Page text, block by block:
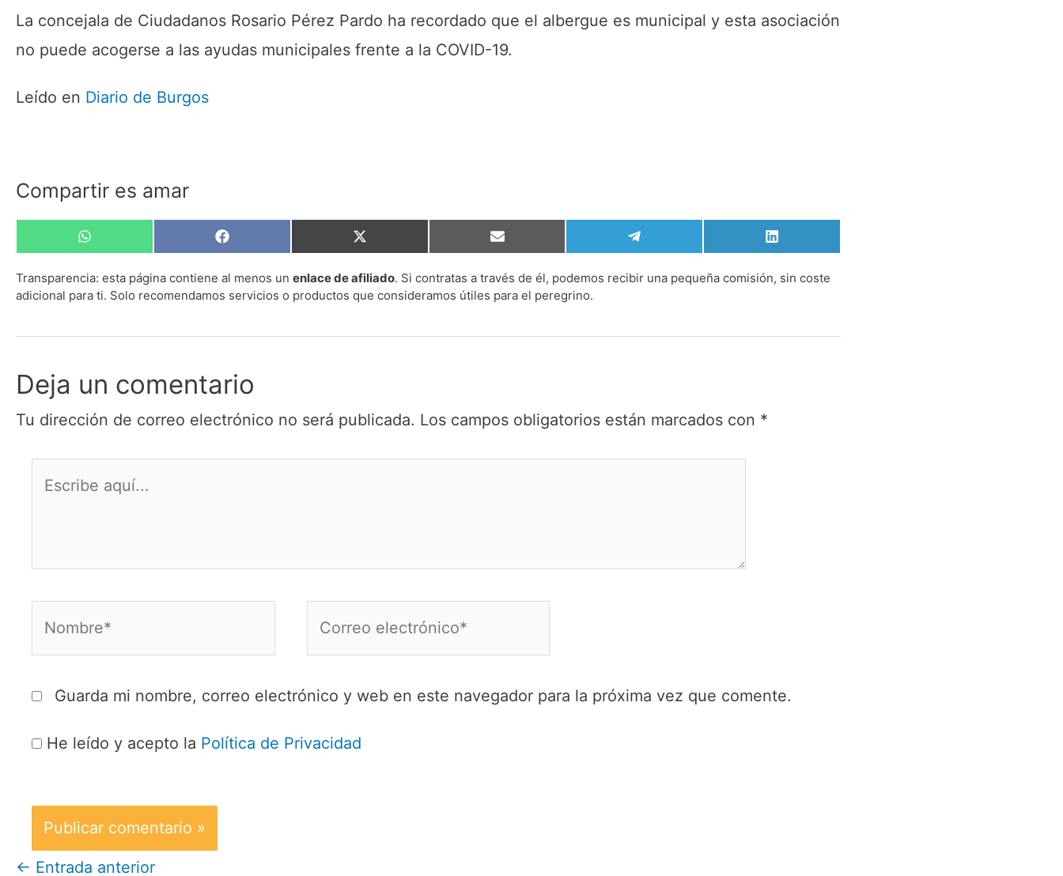
La concejala de Ciudadanos Rosario Pérez Pardo ha recordado que el albergue es municipal y esta asociación
no puede acogerse a las ayudas municipales frente a la COVID-19.
Leído en Diario de Burgos
Compartir es amar
Compartir
en
WhatsApp
Compartir
en
Facebook
Compartir
en
X
(Twitter)
Compartir
en
Email
Compartir
en
Telegram
Compartir
en
LinkedIn
Transparencia: esta página contiene al menos un enlace de afiliado. Si contratas a través de él, podemos recibir una pequeña comisión, sin coste
adicional para ti. Solo recomendamos servicios o productos que consideramos útiles para el peregrino.
Deja un comentario
Tu dirección de correo electrónico no será publicada. Los campos obligatorios están marcados con *
Guarda mi nombre, correo electrónico y web en este navegador para la próxima vez que comente.
He leído y acepto la Política de Privacidad
← Entrada anterior